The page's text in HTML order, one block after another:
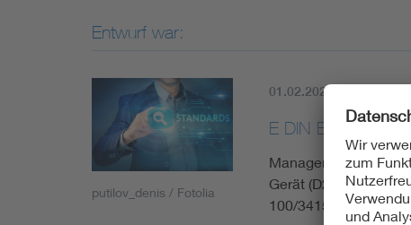
Entwurf war:
putilov_denis / Fotolia
01.02.2021
E DIN EN IEC
Management und
Gerät (D2DWC) für
100/3415/CD:2020);